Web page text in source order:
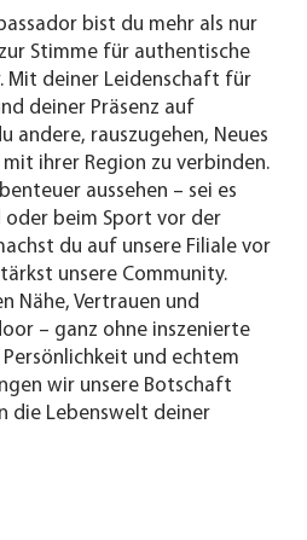
bist du mehr als nur
Stimme für authentische
Mit deiner Leidenschaft für
deiner Präsenz auf
andere, rauszugehen, Neues
ihrer Region zu verbinden.
aussehen – sei es
oder beim Sport vor der
du auf unsere Filiale vor
unsere Community.
Nähe, Vertrauen und
– ganz ohne inszenierte
und echtem
wir unsere Botschaft
die Lebenswelt deiner